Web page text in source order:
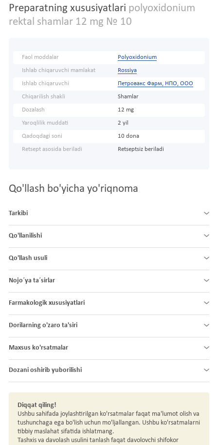
Preparatning xususiyatlari polyoxidonium
rektal shamlar 12 mg № 10
Faol moddalar Polyoxidonium
Ishlab chiqaruvchi mamlakat Rossiya
Ishlab chiqaruvchi Петровакс Фарм, НПО, ООО
Chiqarilish shakli Shamlar
Dozalash 12 mg
Yaroqlilik muddati 2 yil
Qadoqdagi soni 10 dona
Retsept asosida beriladi Retseptsiz beriladi
Qo'llash bo'yicha yo'riqnoma
Tarkibi
Qo'llanilishi
Qo'llash usuli
Nojo´ya ta´sirlar
Farmakologik xususiyatlari
Dorilarning o'zaro ta'siri
Maxsus ko'rsatmalar
Dozani oshirib yuborilishi
Diqqat qiling!
Ushbu sahifada joylashtirilgan ko'rsatmalar faqat ma'lumot olish va
tushunchaga ega bo'lish uchun mo'ljallangan. Ushbu ko'rsatmalarni
tibbiy maslahat sifatida ishlatmang.
Tashxis va davolash usulini tanlash faqat davolovchi shifokor